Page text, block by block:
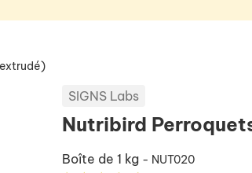
SIGNS Labs
Nutribird
Boîte de 1 kg - NUT020